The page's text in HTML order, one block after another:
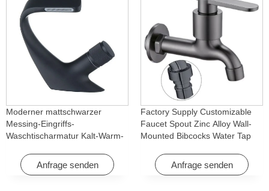
Moderner mattschwarzer
Messing-Eingriffs-
Waschtischarmatur Kalt-Warm-
Hotel & Wohnung
Anfrage senden
Factory Supply Customizable
Faucet Spout Zinc Alloy Wall-
Mounted Bibcocks Water Tap
Anfrage senden